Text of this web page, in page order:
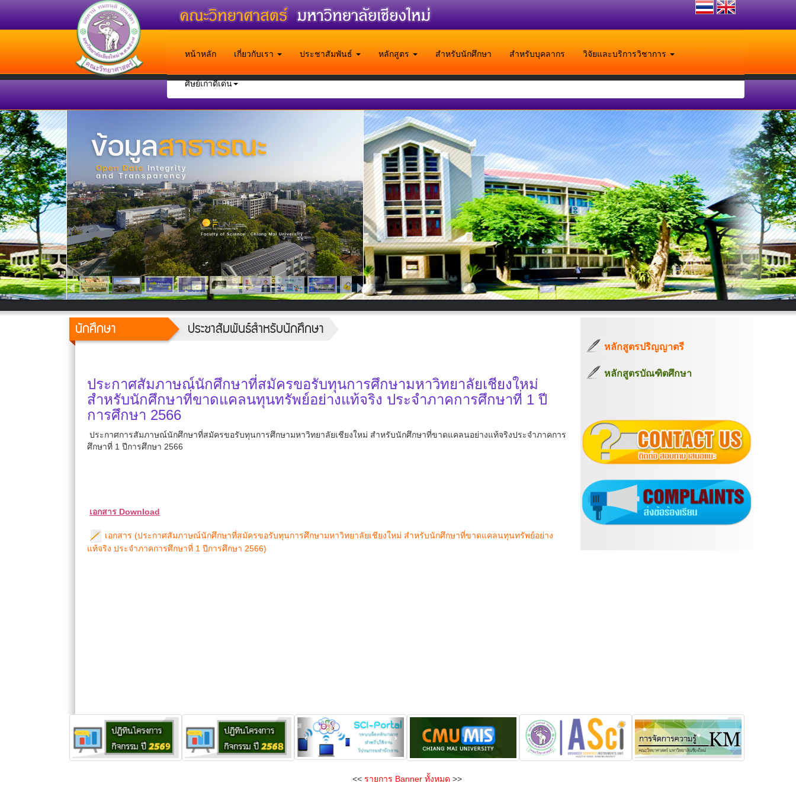
หน้าหลัก เกี่ยวกับเรา ประชาสัมพันธ์ หลักสูตร สำหรับนักศึกษา สำหรับบุคลากร วิจัยและบริการวิชาการ
ศิษย์เก่าดีเด่น
นักศึกษา ประชาสัมพันธ์สำหรับนักศึกษา
ประกาศสัมภาษณ์นักศึกษาที่สมัครขอรับทุนการศึกษามหาวิทยาลัยเชียงใหม่
สำหรับนักศึกษาที่ขาดแคลนทุนทรัพย์อย่างแท้จริง ประจำภาคการศึกษาที่ 1 ปี
การศึกษา 2566
ประกาศการสัมภาษณ์นักศึกษาที่สมัครขอรับทุนการศึกษามหาวิทยาลัยเชียงใหม่ สำหรับนักศึกษาที่ขาดแคลนอย่างแท้จริงประจำภาคการ
ศึกษาที่ 1 ปีการศึกษา 2566
เอกสาร Download
เอกสาร (ประกาศสัมภาษณ์นักศึกษาที่สมัครขอรับทุนการศึกษามหาวิทยาลัยเชียงใหม่ สำหรับนักศึกษาที่ขาดแคลนทุนทรัพย์อย่าง
แท้จริง ประจำภาคการศึกษาที่ 1 ปีการศึกษา 2566)
หลักสูตรปริญญาตรี
หลักสูตรบัณฑิตศึกษา
<< รายการ Banner ทั้งหมด >>